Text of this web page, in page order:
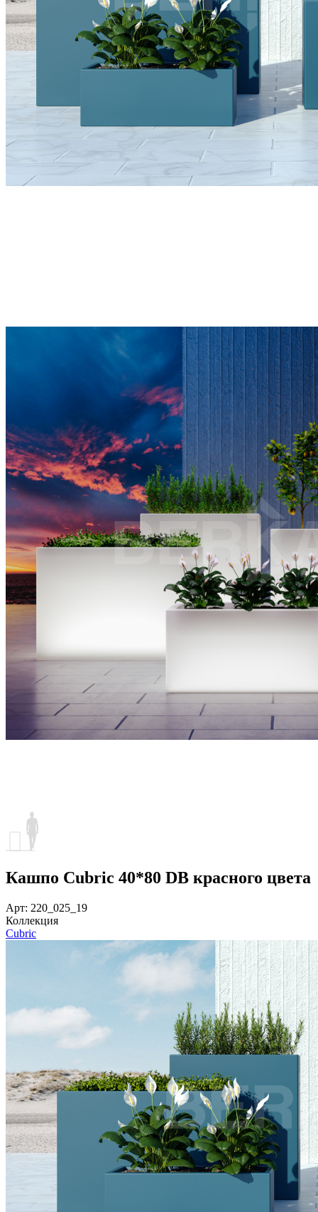
Кашпо Cubric 40*80 DB красного цвета
Арт: 220_025_19
Коллекция
Cubric